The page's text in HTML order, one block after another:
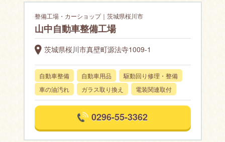
整備工場・カーショップ｜茨城県桜川市
山中自動車整備工場
茨城県桜川市真壁町源法寺1009-1
自動車整備 自動車用品
駆動回り修理・整備
車の油汚れ
ガラス取り換え 電装関連取付
0296-55-3362